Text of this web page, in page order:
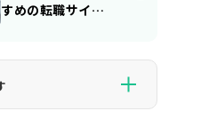
すめの転職サイ
徹底解説